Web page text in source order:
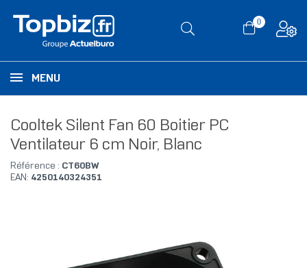
0
MENU
Cooltek Silent Fan 60 Boitier PC
Ventilateur 6 cm Noir, Blanc
Référence : CT60BW
EAN: 4250140324351